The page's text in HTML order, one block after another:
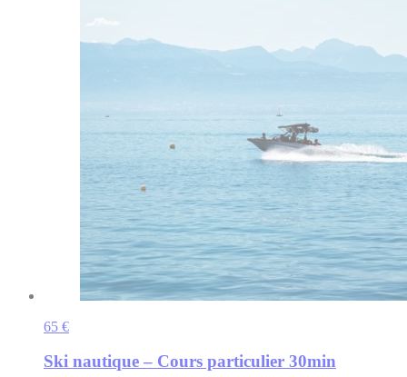
65 €
Ski nautique – Cours particulier 30min